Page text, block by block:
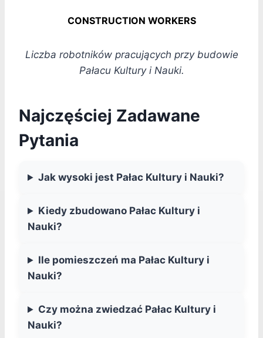
CONSTRUCTION WORKERS
Liczba robotników pracujących przy budowie
Pałacu Kultury i Nauki.
Najczęściej Zadawane
Pytania
Jak wysoki jest Pałac Kultury i Nauki?
Kiedy zbudowano Pałac Kultury i
Nauki?
Ile pomieszczeń ma Pałac Kultury i
Nauki?
Czy można zwiedzać Pałac Kultury i
Nauki?